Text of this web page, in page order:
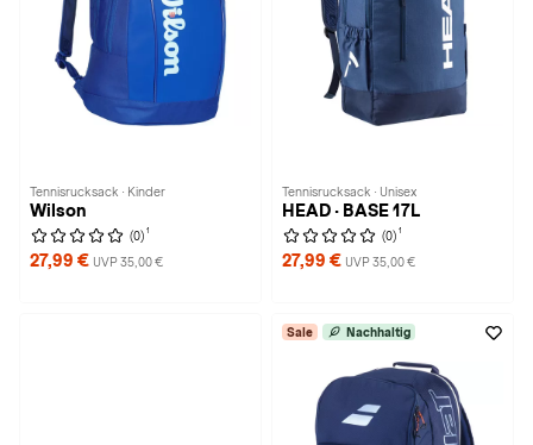
Tennisrucksack · Kinder
Wilson
(0) 1
27,99 € UVP 35,00 €
Tennisrucksack · Unisex
HEAD · BASE 17L
(0) 1
27,99 € UVP 35,00 €
Sale Nachhaltig